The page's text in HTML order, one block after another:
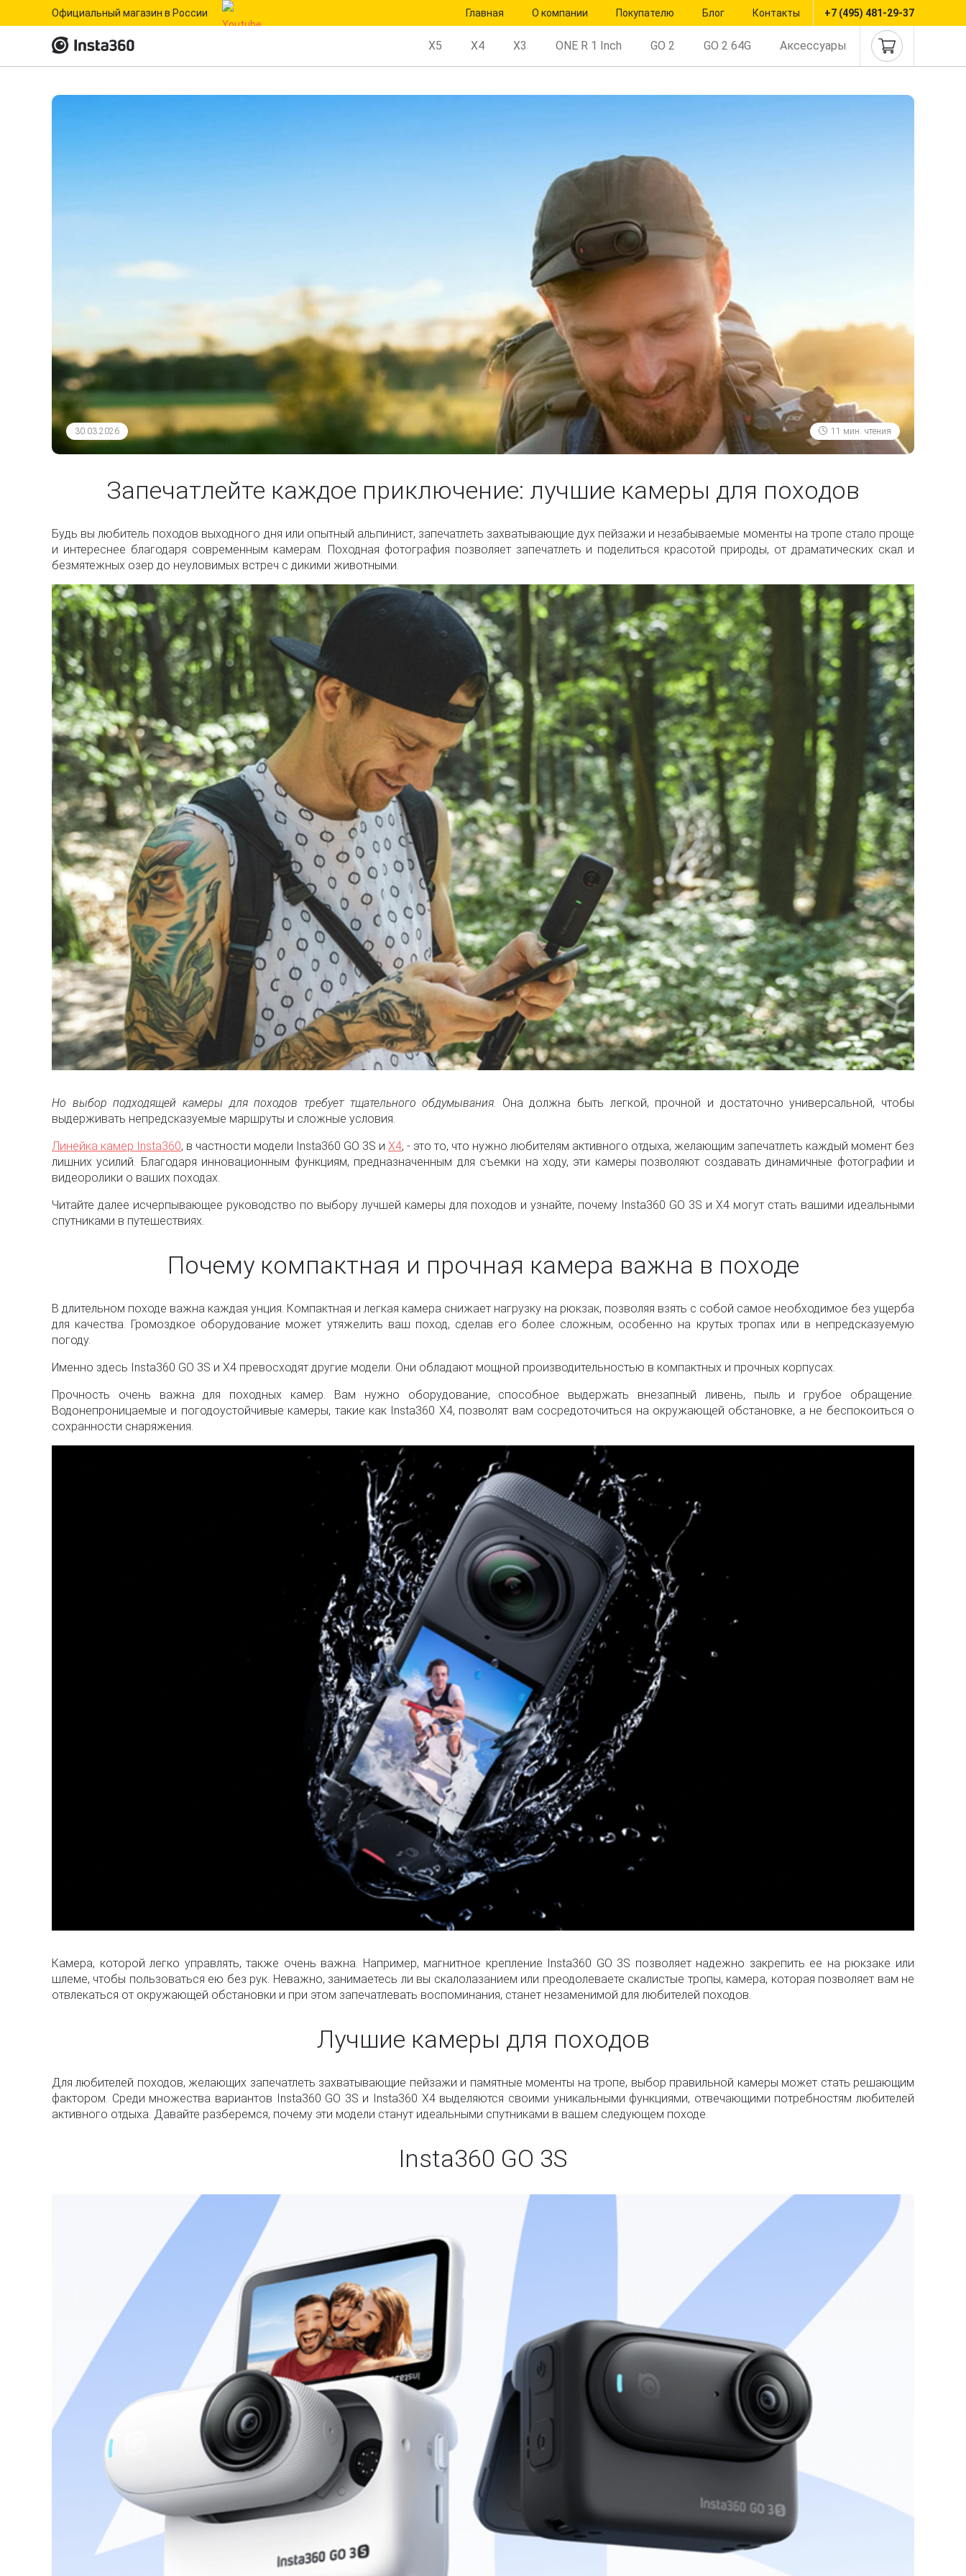
Официальный магазин в России Главная О компании Покупателю Блог Контакты +7 (495) 481-29-37
X5 X4 X3 ONE R 1 Inch GO 2 GO 2 64G Аксессуары
30.03.2026 11 мин. чтения
Запечатлейте каждое приключение: лучшие камеры для походов
Будь вы любитель походов выходного дня или опытный альпинист, запечатлеть захватывающие дух пейзажи и незабываемые моменты на тропе стало проще
и интереснее благодаря современным камерам. Походная фотография позволяет запечатлеть и поделиться красотой природы, от драматических скал и
безмятежных озер до неуловимых встреч с дикими животными.
Но выбор подходящей камеры для походов требует тщательного обдумывания . Она должна быть легкой, прочной и достаточно универсальной, чтобы
выдерживать непредсказуемые маршруты и сложные условия.
Линейка камер Insta360, в частности модели Insta360 GO 3S и X4, - это то, что нужно любителям активного отдыха, желающим запечатлеть каждый момент без
лишних усилий. Благодаря инновационным функциям, предназначенным для съемки на ходу, эти камеры позволяют создавать динамичные фотографии и
видеоролики о ваших походах.
Читайте далее исчерпывающее руководство по выбору лучшей камеры для походов и узнайте, почему Insta360 GO 3S и X4 могут стать вашими идеальными
спутниками в путешествиях.
Почему компактная и прочная камера важна в походе
В длительном походе важна каждая унция. Компактная и легкая камера снижает нагрузку на рюкзак, позволяя взять с собой самое необходимое без ущерба
для качества. Громоздкое оборудование может утяжелить ваш поход, сделав его более сложным, особенно на крутых тропах или в непредсказуемую
погоду.
Именно здесь Insta360 GO 3S и X4 превосходят другие модели. Они обладают мощной производительностью в компактных и прочных корпусах.
Прочность очень важна для походных камер. Вам нужно оборудование, способное выдержать внезапный ливень, пыль и грубое обращение.
Водонепроницаемые и погодоустойчивые камеры, такие как Insta360 X4, позволят вам сосредоточиться на окружающей обстановке, а не беспокоиться о
сохранности снаряжения.
Камера, которой легко управлять, также очень важна. Например, магнитное крепление Insta360 GO 3S позволяет надежно закрепить ее на рюкзаке или
шлеме, чтобы пользоваться ею без рук. Неважно, занимаетесь ли вы скалолазанием или преодолеваете скалистые тропы, камера, которая позволяет вам не
отвлекаться от окружающей обстановки и при этом запечатлевать воспоминания, станет незаменимой для любителей походов.
Лучшие камеры для походов
Для любителей походов, желающих запечатлеть захватывающие пейзажи и памятные моменты на тропе, выбор правильной камеры может стать решающим
фактором. Среди множества вариантов Insta360 GO 3S и Insta360 X4 выделяются своими уникальными функциями, отвечающими потребностям любителей
активного отдыха. Давайте разберемся, почему эти модели станут идеальными спутниками в вашем следующем походе.
Insta360 GO 3S